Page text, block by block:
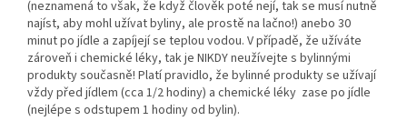
(neznamená to však, že když člověk poté nejí, tak se musí nutně
najíst, aby mohl užívat byliny, ale prostě na lačno!) anebo 30
minut po jídle a zapíjejí se teplou vodou. V případě, že užíváte
zároveň i chemické léky, tak je NIKDY neužívejte s bylinnými
produkty současně! Platí pravidlo, že bylinné produkty se užívají
vždy před jídlem (cca 1/2 hodiny) a chemické léky zase po jídle
(nejlépe s odstupem 1 hodiny od bylin).